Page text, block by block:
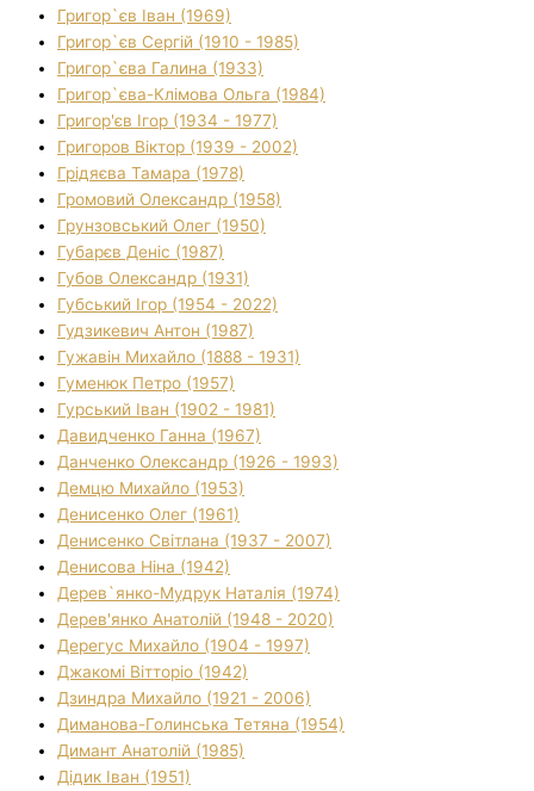
Григор`єв Іван (1969)
Григор`єв Сергій (1910 - 1985)
Григор`єва Галина (1933)
Григор`єва-Клімова Ольга (1984)
Григор'єв Ігор (1934 - 1977)
Григоров Віктор (1939 - 2002)
Грідяєва Тамара (1978)
Громовий Олександр (1958)
Грунзовський Олег (1950)
Губарєв Деніс (1987)
Губов Олександр (1931)
Губський Ігор (1954 - 2022)
Гудзикевич Антон (1987)
Гужавін Михайло (1888 - 1931)
Гуменюк Петро (1957)
Гурський Іван (1902 - 1981)
Давидченко Ганна (1967)
Данченко Олександр (1926 - 1993)
Демцю Михайло (1953)
Денисенко Олег (1961)
Денисенко Світлана (1937 - 2007)
Денисова Ніна (1942)
Дерев`янко-Мудрук Наталія (1974)
Дерев'янко Анатолій (1948 - 2020)
Дерегус Михайло (1904 - 1997)
Джакомі Вітторіо (1942)
Дзиндра Михайло (1921 - 2006)
Диманова-Голинська Тетяна (1954)
Димант Анатолій (1985)
Дідик Іван (1951)